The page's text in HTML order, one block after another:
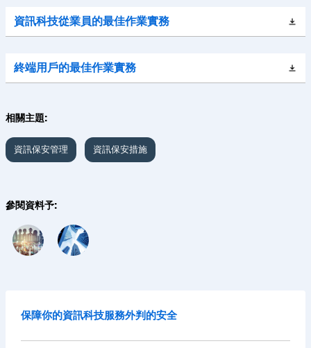
保障你的資訊科技服務外判的安全
資訊科技從業員的最佳作業實務
終端用戶的最佳作業實務
相關主題:
資訊保安管理 資訊保安措施
參閱資料予: